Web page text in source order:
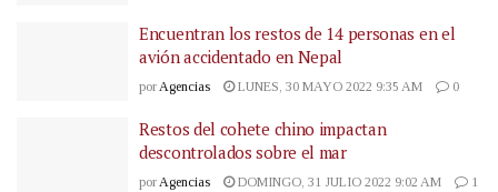
Encuentran los restos de 14 personas en el
avión accidentado en Nepal
por Agencias LUNES, 30 MAYO 2022 9:35 AM 0
Restos del cohete chino impactan
descontrolados sobre el mar
porAgencias DOMINGO, 31 JULIO 2022 9:02 AM 1